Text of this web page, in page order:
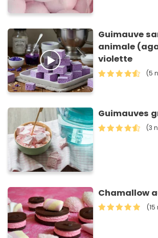
Guimauve
animale
violette
(5
Guimauves
(3
Chamallow